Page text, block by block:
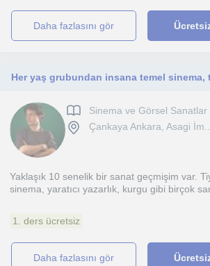
daha fazlasını gör
Sinema ve Görsel Sanatlar
Çankaya Ankara, Asagi
Yaklaşık 10 senelik bir sanat geçmişim var.
sinema, yaratıcı yazarlık, kurgu gibi birçok
1. ders ücretsiz
daha fazlasını gör